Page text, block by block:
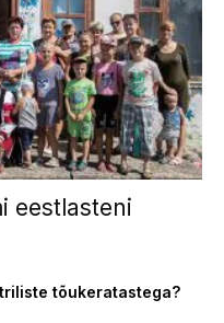
eestlasteni
tõukeratastega?